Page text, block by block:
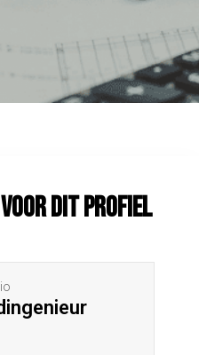
voor dit profiel